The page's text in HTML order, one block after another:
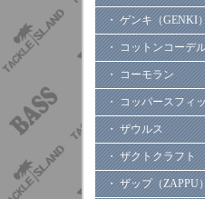
・ ゲンキ（GENKI）
・ コットンコーデ
・ コーモラン
・ コッパースフィ
・ ザウルス
・ ザクトクラフト
・ ザップ（ZAPPU）